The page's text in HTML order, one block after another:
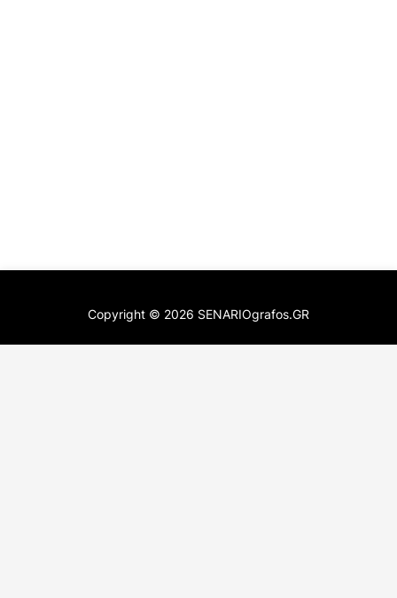
Copyright © 2026 SENARIOgrafos.GR